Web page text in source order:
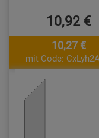
10,92 €
10,27 €
mit Code: